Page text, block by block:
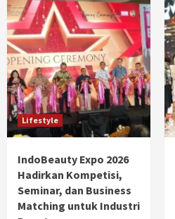
Lifestyle
IndoBeauty Expo 2026
Hadirkan Kompetisi,
Seminar, dan Business
Matching untuk Industri